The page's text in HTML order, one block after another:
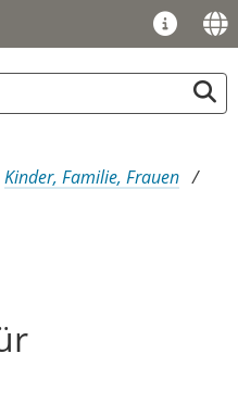
Kinder, Familie, Frauen